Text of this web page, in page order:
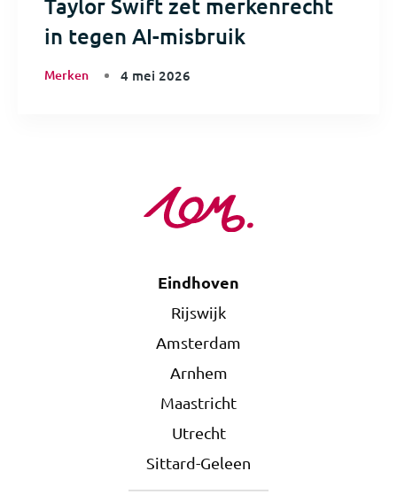
Taylor Swift zet merkenrecht
in tegen AI-misbruik
Merken 4 mei 2026
Eindhoven
Rijswijk
Amsterdam
Arnhem
Maastricht
Utrecht
Sittard-Geleen